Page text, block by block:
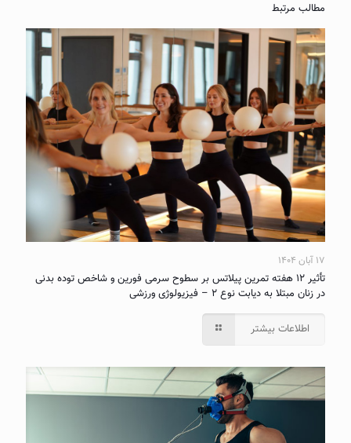
مطالب مرتبط
۱۷ آبان ۱۴۰۴
تأثیر ۱۲ هفته تمرین پیلاتس بر سطوح سرمی فورین و شاخص توده بدنی
در زنان مبتلا به دیابت نوع ۲ – فیزیولوژی ورزشی
اطلاعات بیشتر